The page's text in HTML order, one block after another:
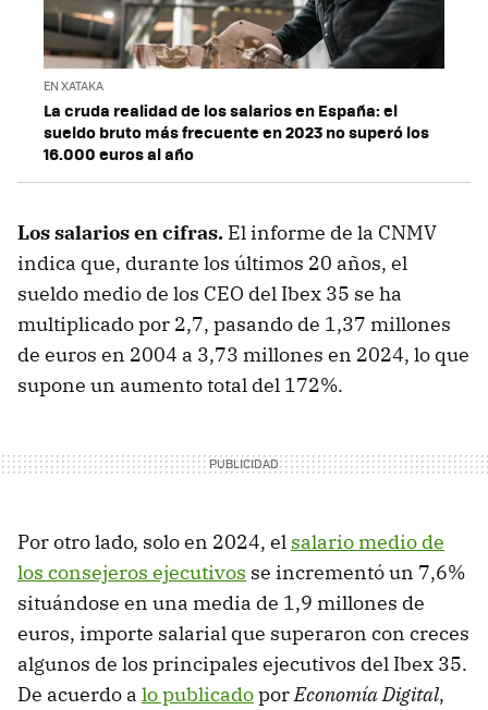
EN XATAKA
La cruda realidad de los salarios en España: el
sueldo bruto más frecuente en 2023 no superó los
16.000 euros al año
Los salarios en cifras. El informe de la CNMV
indica que, durante los últimos 20 años, el
sueldo medio de los CEO del Ibex 35 se ha
multiplicado por 2,7, pasando de 1,37 millones
de euros en 2004 a 3,73 millones en 2024, lo que
supone un aumento total del 172%.
Por otro lado, solo en 2024, el salario medio de
los consejeros ejecutivos se incrementó un 7,6%
situándose en una media de 1,9 millones de
euros, importe salarial que superaron con creces
algunos de los principales ejecutivos del Ibex 35.
De acuerdo a lo publicadoporEconomía Digital,